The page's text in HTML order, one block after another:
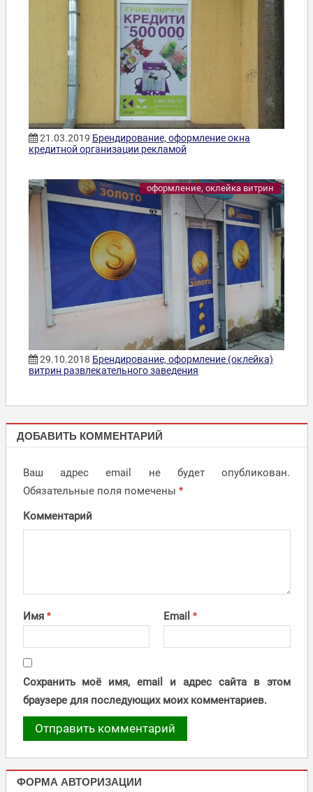
21.03.2019 Брендирование, оформление окна
кредитной организации рекламой
оформление, оклейка витрин
29.10.2018 Брендирование, оформление (оклейка)
витрин развлекательного заведения
ОФОРМЛЕНИЕ,
ОКЛЕЙКА
ДОБАВИТЬ КОММЕНТАРИЙ
Ваш адрес email не будет опубликован.
Обязательные поля помечены *
Комментарий
Имя * Email *
Сохранить моё имя, email и адрес сайта в этом
браузере для последующих моих комментариев.
ФОРМА АВТОРИЗАЦИИ